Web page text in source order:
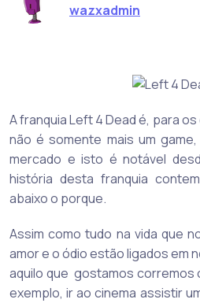
wazxadmin
A franquia Left 4 Dead é, para
não é somente mais um
mercado e isto é notável
história desta franquia
abaixo o porque.
Assim como tudo na vida que
amor e o ódio estão ligados em
aquilo que gostamos corremos
exemplo, ir ao cinema assistir